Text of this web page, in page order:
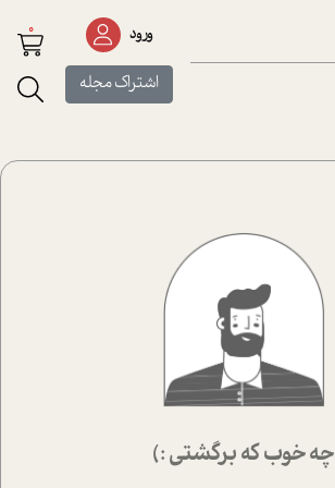
ورود
اشتراک مجله
0
چه خوب که برگشتی :)